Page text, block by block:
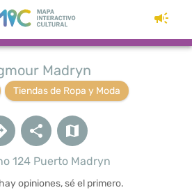
Madryn
Tiendas de Ropa y Moda
124 Puerto Madryn
opiniones, sé el primero.